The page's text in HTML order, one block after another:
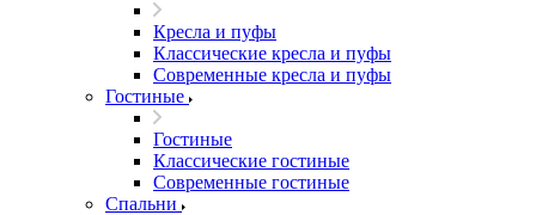
Кресла и пуфы
Классические кресла и пуфы
Современные кресла и пуфы
Гостиные
Гостиные
Классические гостиные
Современные гостиные
Спальни